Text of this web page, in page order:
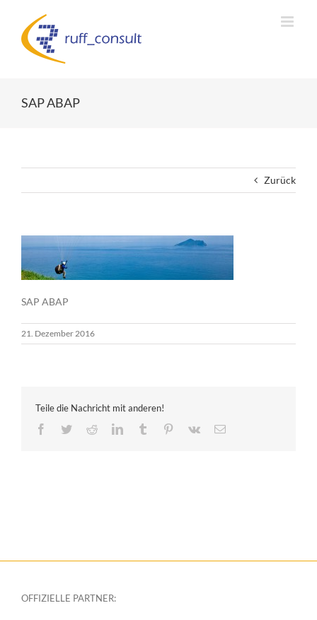
springen
SAP ABAP
Zurück
SAP ABAP
21. Dezember 2016
Teile die Nachricht mit anderen!
Facebook
TwitterRedditLinkedInTumblr Pinterest
Vk
E-
OFFIZIELLE PARTNER: